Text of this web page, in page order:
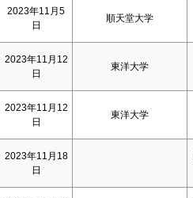
2023年11月5
日
順天堂大学
2023年11月12
日
東洋大学
2023年11月12
日
東洋大学
2023年11月18
日